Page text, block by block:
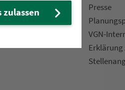
Presse
VGN-
zulassen